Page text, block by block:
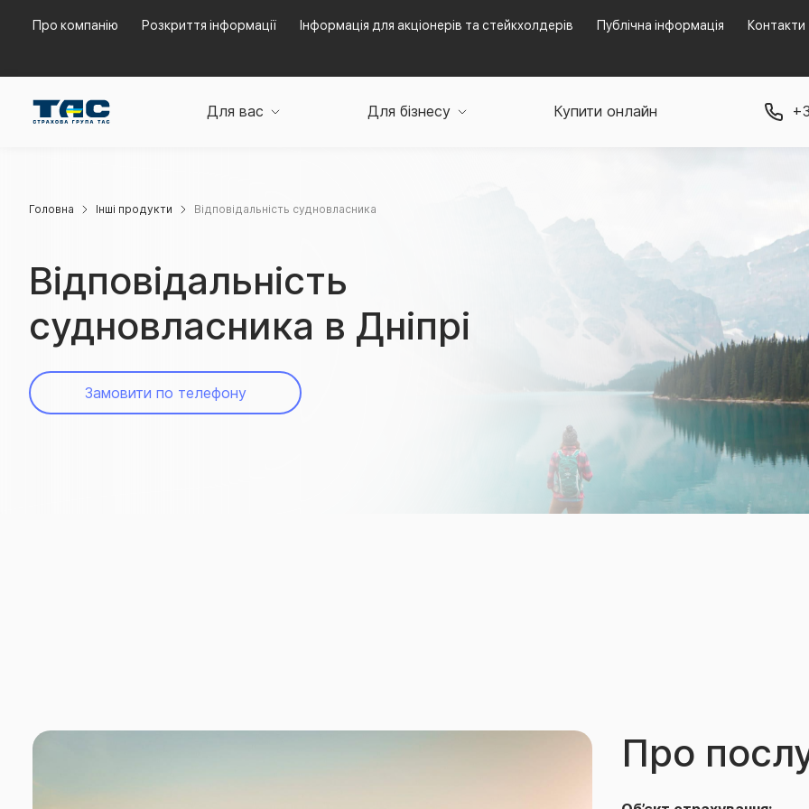
Про компанію Розкриття інформації Інформація для акціонерів та стейкхолдерів Публічна інформація Контакти
Для вас Для бізнесу Купити онлайн
Головна Інші продукти Відповідальність судновласника
Відповідальність
судновласника в Дніпрі
Замовити по телефону
Про